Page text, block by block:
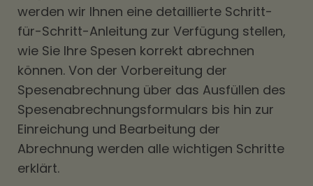
werden wir Ihnen eine detaillierte Schritt-
für-Schritt-Anleitung zur Verfügung stellen,
wie Sie Ihre Spesen korrekt abrechnen
können. Von der Vorbereitung der
Spesenabrechnung über das Ausfüllen des
Spesenabrechnungsformulars bis hin zur
Einreichung und Bearbeitung der
Abrechnung werden alle wichtigen Schritte
erklärt.